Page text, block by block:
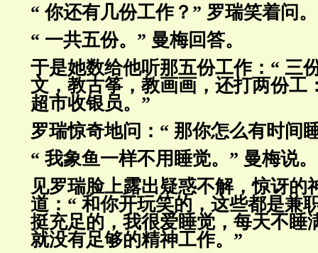
“ 你还有几份工作？” 罗瑞笑着问。
“ 一共五份。” 曼梅回答。
于是她数给他听那五份工作：“ 三
文，教古筝，教画画，还打两份工
超市收银员。”
罗瑞惊奇地问：“ 那你怎么有时间
“ 我象鱼一样不用睡觉。” 曼梅说。
见罗瑞脸上露出疑惑不解，惊讶的
道：“ 和你开玩笑的，这些都是兼
挺充足的，我很爱睡觉，每天不睡
就没有足够的精神工作。”